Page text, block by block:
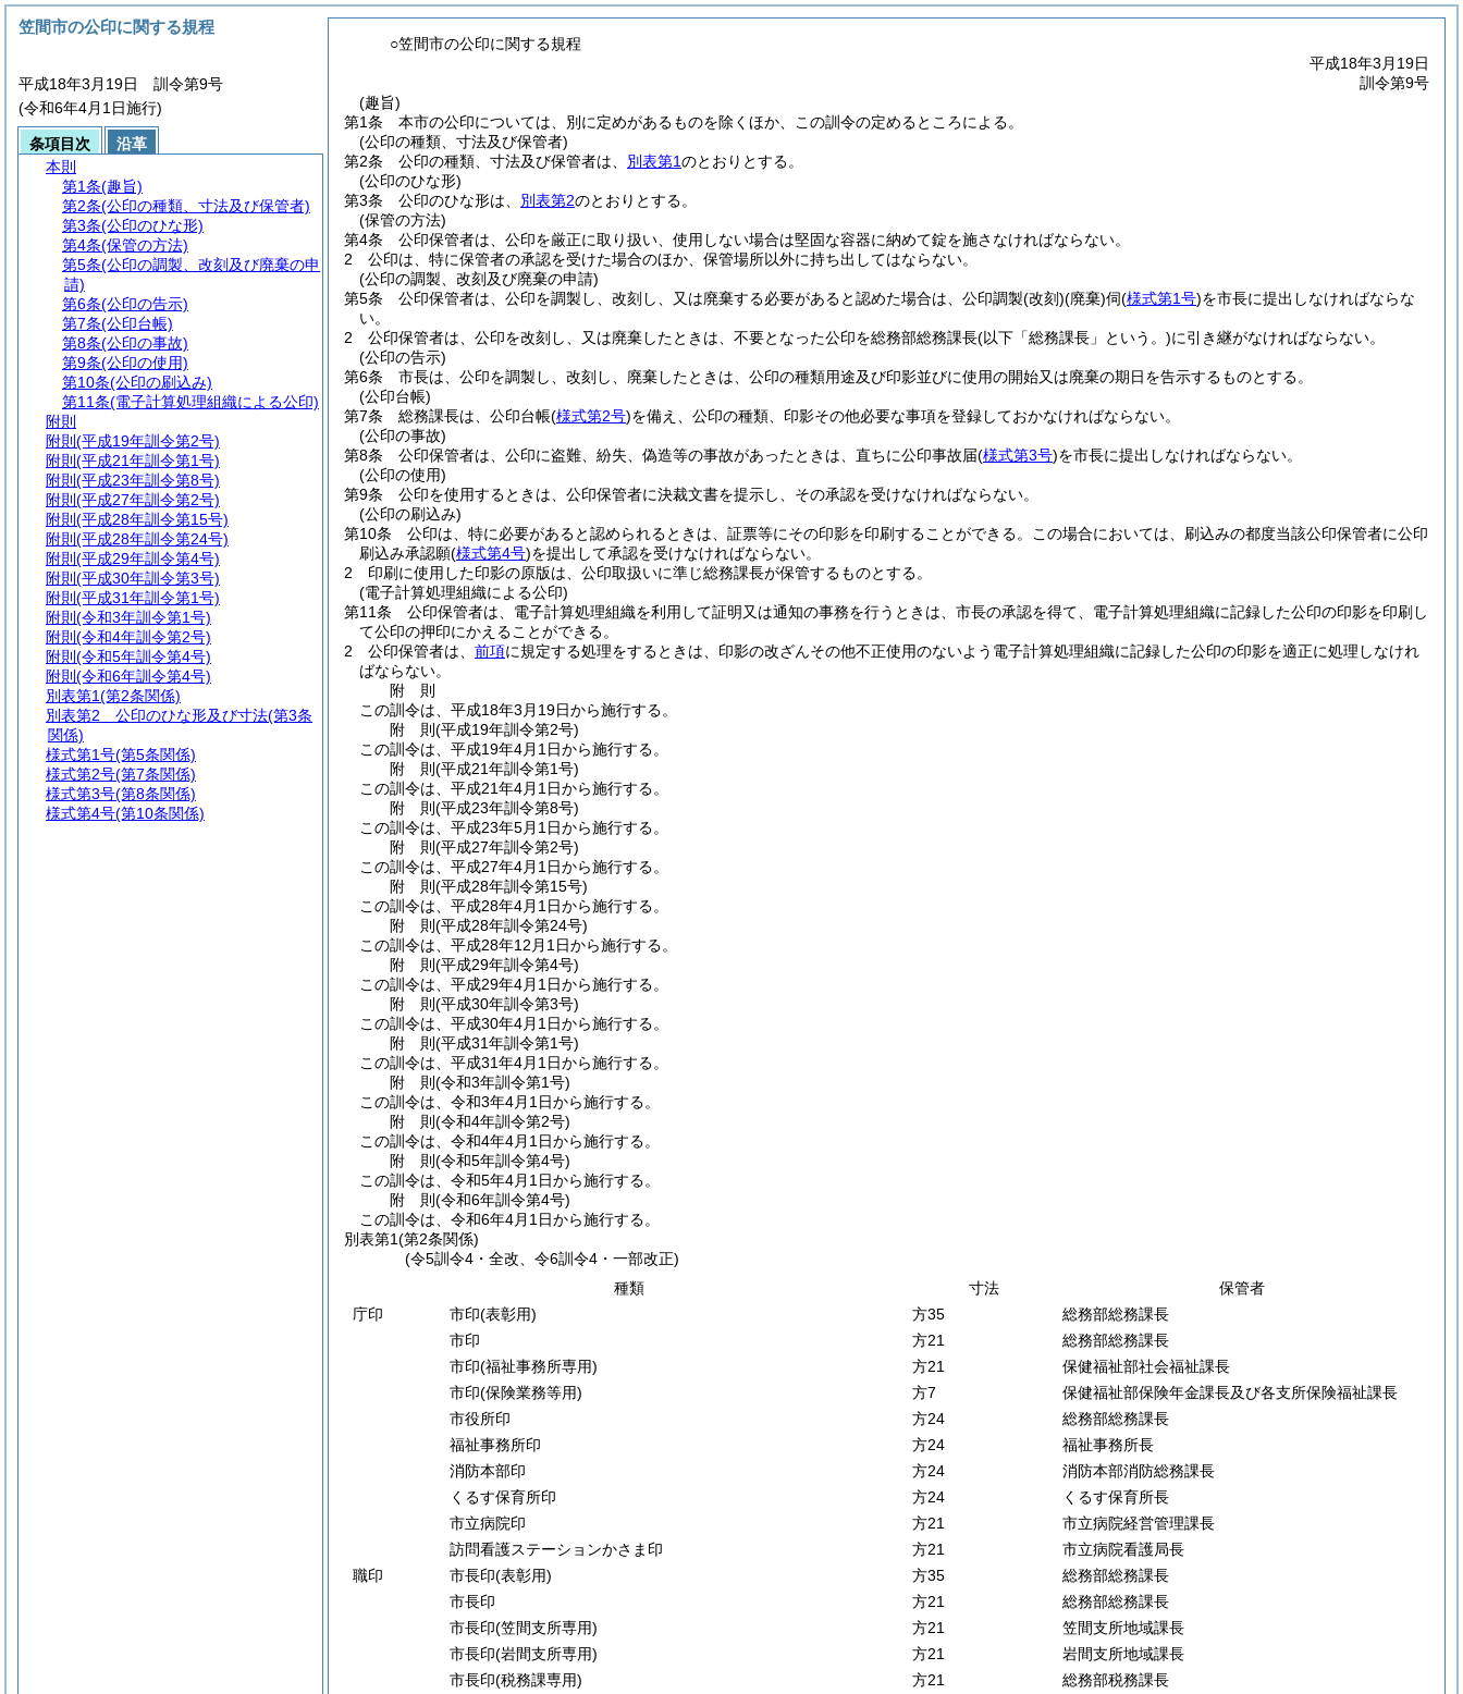
○笠間市の公印に関する規程
平成18年3月19日
訓令第9号
(趣旨)
第1条
本市の公印については、別に定めがあるものを除くほか、この訓令の定めるところによる。
(公印の種類、寸法及び保管者)
第2条
公印の種類、寸法及び保管者は、 別表第1のとおりとする。
(公印のひな形)
第3条
公印のひな形は、 別表第2のとおりとする。
(保管の方法)
第4条
公印保管者は、公印を厳正に取り扱い、使用しない場合は堅固な容器に納めて錠を施さなければならない。
2
公印は、特に保管者の承認を受けた場合のほか、保管場所以外に持ち出してはならない。
(公印の調製、改刻及び廃棄の申請)
第5条
公印保管者は、公印を調製し、改刻し、又は廃棄する必要があると認めた場合は、公印調製(改刻)(廃棄)伺(様式第1号)を市長に提出しなければならな
い。
2
公印保管者は、公印を改刻し、又は廃棄したときは、不要となった公印を総務部総務課長(以下「総務課長」という。)に引き継がなければならない。
(公印の告示)
第6条
市長は、公印を調製し、改刻し、廃棄したときは、公印の種類用途及び印影並びに使用の開始又は廃棄の期日を告示するものとする。
(公印台帳)
第7条
総務課長は、公印台帳(様式第2号)を備え、公印の種類、印影その他必要な事項を登録しておかなければならない。
(公印の事故)
第8条
公印保管者は、公印に盗難、紛失、偽造等の事故があったときは、直ちに公印事故届(様式第3号)を市長に提出しなければならない。
(公印の使用)
第9条
公印を使用するときは、公印保管者に決裁文書を提示し、その承認を受けなければならない。
(公印の刷込み)
第10条
公印は、特に必要があると認められるときは、証票等にその印影を印刷することができる。
この場合においては、刷込みの都度当該公印保管者に公印
刷込み承認願(様式第4号)を提出して承認を受けなければならない。
2
印刷に使用した印影の原版は、公印取扱いに準じ総務課長が保管するものとする。
(電子計算処理組織による公印)
第11条
公印保管者は、電子計算処理組織を利用して証明又は通知の事務を行うときは、市長の承認を得て、電子計算処理組織に記録した公印の印影を印刷し
て公印の押印にかえることができる。
2
公印保管者は、 前項に規定する処理をするときは、印影の改ざんその他不正使用のないよう電子計算処理組織に記録した公印の印影を適正に処理しなけれ
ばならない。
附 則
この訓令は、平成18年3月19日から施行する。
附 則(平成19年訓令第2号)
この訓令は、平成19年4月1日から施行する。
附 則(平成21年訓令第1号)
この訓令は、平成21年4月1日から施行する。
附 則(平成23年訓令第8号)
この訓令は、平成23年5月1日から施行する。
附 則(平成27年訓令第2号)
この訓令は、平成27年4月1日から施行する。
附 則(平成28年訓令第15号)
この訓令は、平成28年4月1日から施行する。
附 則(平成28年訓令第24号)
この訓令は、平成28年12月1日から施行する。
附 則(平成29年訓令第4号)
この訓令は、平成29年4月1日から施行する。
附 則(平成30年訓令第3号)
この訓令は、平成30年4月1日から施行する。
附 則(平成31年訓令第1号)
この訓令は、平成31年4月1日から施行する。
附 則(令和3年訓令第1号)
この訓令は、令和3年4月1日から施行する。
附 則(令和4年訓令第2号)
この訓令は、令和4年4月1日から施行する。
附 則(令和5年訓令第4号)
この訓令は、令和5年4月1日から施行する。
附 則(令和6年訓令第4号)
この訓令は、令和6年4月1日から施行する。
別表第1(第2条関係)
(令5訓令4・全改、令6訓令4・一部改正)
種類
寸法
保管者
庁印
市印(表彰用) 方35
総務部総務課長
市印
方21
総務部総務課長
市印(福祉事務所専用) 方21
保健福祉部社会福祉課長
市印(保険業務等用) 方7
保健福祉部保険年金課長及び各支所保険福祉課長
市役所印
方24
総務部総務課長
福祉事務所印
方24
福祉事務所長
消防本部印
方24
消防本部消防総務課長
くるす保育所印
方24
くるす保育所長
市立病院印
方21
市立病院経営管理課長
訪問看護ステーションかさま印
方21
市立病院看護局長
職印
市長印(表彰用) 方35
総務部総務課長
市長印
方21
総務部総務課長
市長印(笠間支所専用) 方21
笠間支所地域課長
市長印(岩間支所専用) 方21
岩間支所地域課長
市長印(税務課専用) 方21
総務部税務課長
笠間市の公印に関する規程
平成18年3月19日 訓令第9号
(令和6年4月1日施行)
条項目次
沿革
本則
第1条(趣旨)
第2条(公印の種類、寸法及び保管者)
第3条(公印のひな形)
第4条(保管の方法)
第5条(公印の調製、改刻及び廃棄の申
請)
第6条(公印の告示)
第7条(公印台帳)
第8条(公印の事故)
第9条(公印の使用)
第10条(公印の刷込み)
第11条(電子計算処理組織による公印)
附則
附則 (平成19年訓令第2号)
附則 (平成21年訓令第1号)
附則 (平成23年訓令第8号)
附則 (平成27年訓令第2号)
附則 (平成28年訓令第15号)
附則 (平成28年訓令第24号)
附則 (平成29年訓令第4号)
附則 (平成30年訓令第3号)
附則 (平成31年訓令第1号)
附則 (令和3年訓令第1号)
附則 (令和4年訓令第2号)
附則 (令和5年訓令第4号)
附則 (令和6年訓令第4号)
別表第1(第2条関係)
別表第2 公印のひな形及び寸法(第3条
関係)
様式第1号(第5条関係)
様式第2号(第7条関係)
様式第3号(第8条関係)
様式第4号(第10条関係)